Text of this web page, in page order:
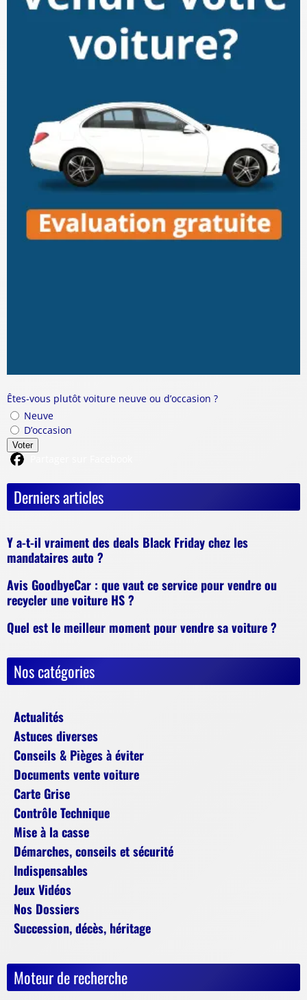
Êtes-vous plutôt voiture neuve ou d’occasion ?
Neuve
D’occasion
Voter
Derniers articles
Y a-t-il vraiment des deals Black Friday chez les
mandataires auto ?
Avis GoodbyeCar : que vaut ce service pour vendre ou
recycler une voiture HS ?
Quel est le meilleur moment pour vendre sa voiture ?
Nos catégories
Actualités
Astuces diverses
Conseils & Pièges à éviter
Documents vente voiture
Carte Grise
Contrôle Technique
Mise à la casse
Démarches, conseils et sécurité
Indispensables
Jeux Vidéos
Nos Dossiers
Succession, décès, héritage
Moteur de recherche